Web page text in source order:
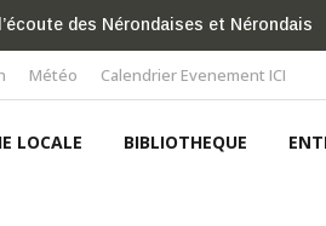
Lignières distinguée par l’ordre des
Météo Calendrier Evenement ICI
LOCALE BIBLIOTHEQUE